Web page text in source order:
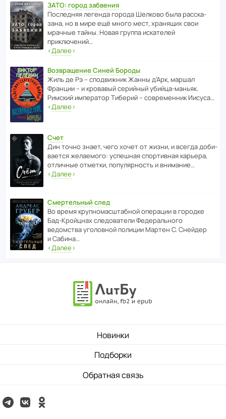
ЗАТО: город забвения
После­дняя легенда города Шелково была расска­
зана, но в мире ещё много мест, хранящих свои
мрачные тайны. Новая группа иска­телей
приключений…
‹Далее›
Возвращение Синей Бороды
Жиль де Рэ – спод­ви­жник Жанны д’Арк, маршал
Франции – и кровавый серийный убийца-маньяк.
Римский импе­ратор Тиберий – совре­менник Иисуса…
‹Далее›
Счет
Дин точно знает, чего хочет от жизни, и всегда доби­
ва­ется жела­е­мого: успе­шная спор­ти­вная карьера,
отли­чные отметки, попу­ля­р­ность и внимание…
‹Далее›
Смертельный след
Во время круп­но­мас­ш­та­бной операции в городке
Бад‑Крой­цнах следо­ва­тели Феде­раль­ного
ведомства уголо­вной полиции Мартен С. Снейдер
и Сабина…
‹Далее›
Новинки
Подборки
Обратная связь